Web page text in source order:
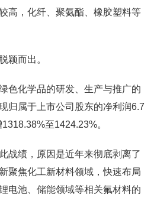
高，化纤、聚氨酯、橡胶塑料等
颖而出。
色化学品的研发、生产与推广的
归属于上市公司股东的净利润6.7
至1424.23%。
战绩，原因是近年来彻底剥离了
聚焦化工新材料领域，快速布局
电池、储能领域等相关氟材料的